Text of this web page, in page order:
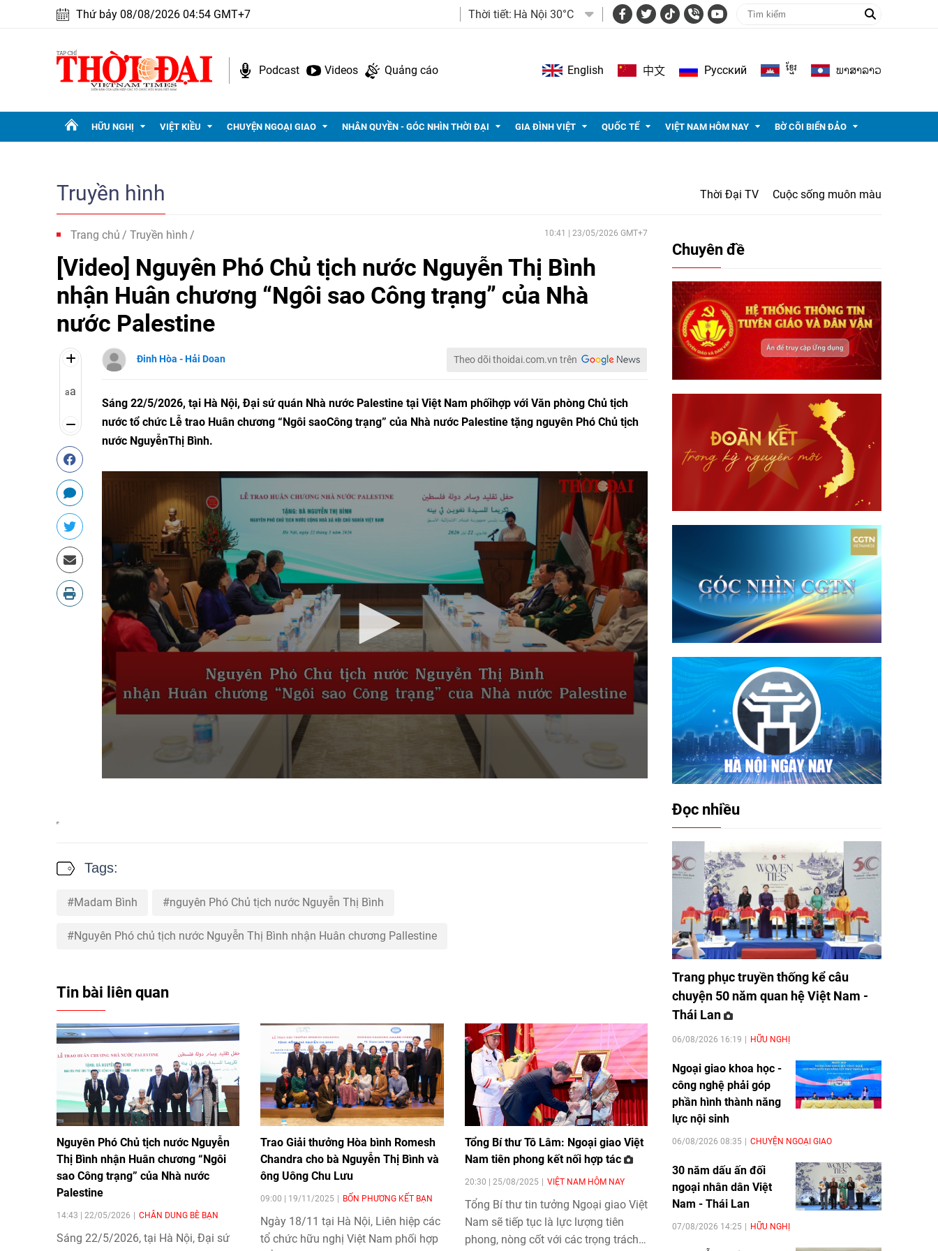
Thứ bảy 08/08/2026 04:54 GMT+7 Thời tiết: Hà Nội 30°C
Podcast Videos Quảng cáo English 中文 Pусский ខ្មែរ ພາ​ສາ​ລາວ
HỮU NGHỊ VIỆT KIỀU CHUYỆN NGOẠI GIAO NHÂN QUYỀN - GÓC NHÌN THỜI ĐẠI GIA ĐÌNH VIỆT QUỐC TẾ VIỆT NAM HÔM NAY BỜ CÕI BIỂN ĐẢO
Truyền hình Thời Đại TV Cuộc sống muôn màu
Trang chủ Truyền hình 10:41 | 23/05/2026 GMT+7
[Video] Nguyên Phó Chủ tịch nước Nguyễn Thị Bình
nhận Huân chương “Ngôi sao Công trạng” của Nhà
nước Palestine
aa
Đinh Hòa - Hải Doan Theo dõi thoidai.com.vn trên
Sáng 22/5/2026, tại Hà Nội, Đại sứ quán Nhà nước Palestine tại Việt Nam phốihợp với Văn phòng Chủ tịch
nước tổ chức Lễ trao Huân chương “Ngôi saoCông trạng” của Nhà nước Palestine tặng nguyên Phó Chủ tịch
nước NguyễnThị Bình.
Tags:
Madam Bình nguyên Phó Chủ tịch nước Nguyễn Thị Bình
Nguyên Phó chủ tịch nước Nguyễn Thị Bình nhận Huân chương Pallestine
Tin bài liên quan
Nguyên Phó Chủ tịch nước Nguyễn
Thị Bình nhận Huân chương “Ngôi
sao Công trạng” của Nhà nước
Palestine
14:43 | 22/05/2026 CHÂN DUNG BÈ BẠN
Sáng 22/5/2026, tại Hà Nội, Đại sứ
Trao Giải thưởng Hòa bình Romesh
Chandra cho bà Nguyễn Thị Bình và
ông Uông Chu Lưu
09:00 | 19/11/2025 BỐN PHƯƠNG KẾT BẠN
Ngày 18/11 tại Hà Nội, Liên hiệp các
tổ chức hữu nghị Việt Nam phối hợp
Tổng Bí thư Tô Lâm: Ngoại giao Việt
Nam tiên phong kết nối hợp tác
20:30 | 25/08/2025 VIỆT NAM HÔM NAY
Tổng Bí thư tin tưởng Ngoại giao Việt
Nam sẽ tiếp tục là lực lượng tiên
phong, nòng cốt với các trọng trách
Chuyên đề
Đọc nhiều
Trang phục truyền thống kể câu
chuyện 50 năm quan hệ Việt Nam -
Thái Lan
06/08/2026 16:19 HỮU NGHỊ
Ngoại giao khoa học -
công nghệ phải góp
phần hình thành năng
lực nội sinh
06/08/2026 08:35 CHUYỆN NGOẠI GIAO
30 năm dấu ấn đối
ngoại nhân dân Việt
Nam - Thái Lan
07/08/2026 14:25 HỮU NGHỊ